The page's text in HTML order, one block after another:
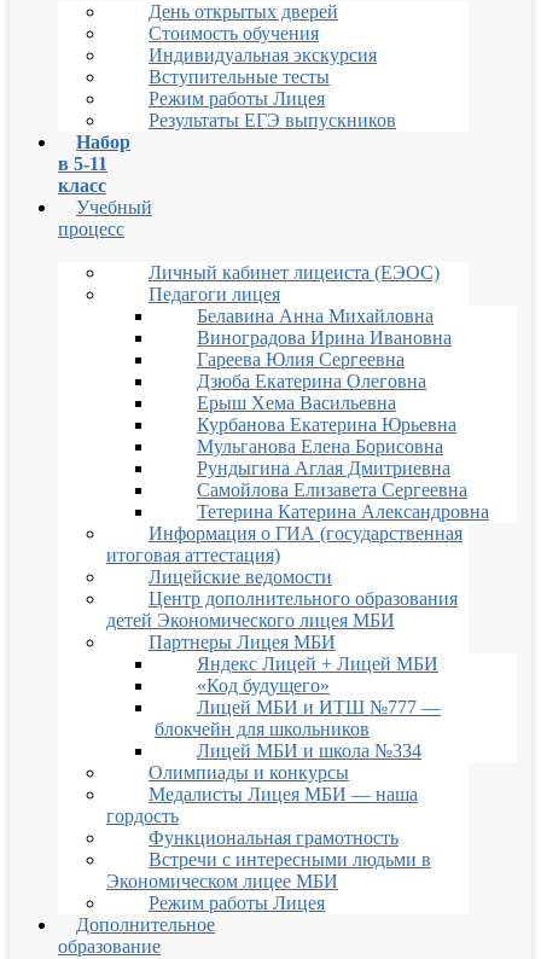
День открытых дверей
Стоимость обучения
Индивидуальная экскурсия
Вступительные тесты
Режим работы Лицея
Результаты ЕГЭ выпускников
Набор
в 5-11
класс
Учебный
процесс
Личный кабинет лицеиста (ЕЭОС)
Педагоги лицея
Белавина Анна Михайловна
Виноградова Ирина Ивановна
Гареева Юлия Сергеевна
Дзюба Екатерина Олеговна
Ерыш Хема Васильевна
Курбанова Екатерина Юрьевна
Мульганова Елена Борисовна
Рундыгина Аглая Дмитриевна
Самойлова Елизавета Сергеевна
Тетерина Катерина Александровна
Информация о ГИА (государственная
итоговая аттестация)
Лицейские ведомости
Центр дополнительного образования
детей Экономического лицея МБИ
Партнеры Лицея МБИ
Яндекс Лицей + Лицей МБИ
«Код будущего»
Лицей МБИ и ИТШ №777 —
блокчейн для школьников
Лицей МБИ и школа №334
Олимпиады и конкурсы
Медалисты Лицея МБИ — наша
гордость
Функциональная грамотность
Встречи с интересными людьми в
Экономическом лицее МБИ
Режим работы Лицея
Дополнительное
образование